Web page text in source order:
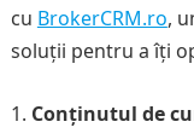
cu BrokerCRM.ro,
soluții pentru a îți
Conținutul de